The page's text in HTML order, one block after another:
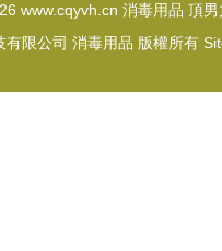
www.cqyvh.cn 消毒用品 頂男
有限公司 消毒用品 版權所有